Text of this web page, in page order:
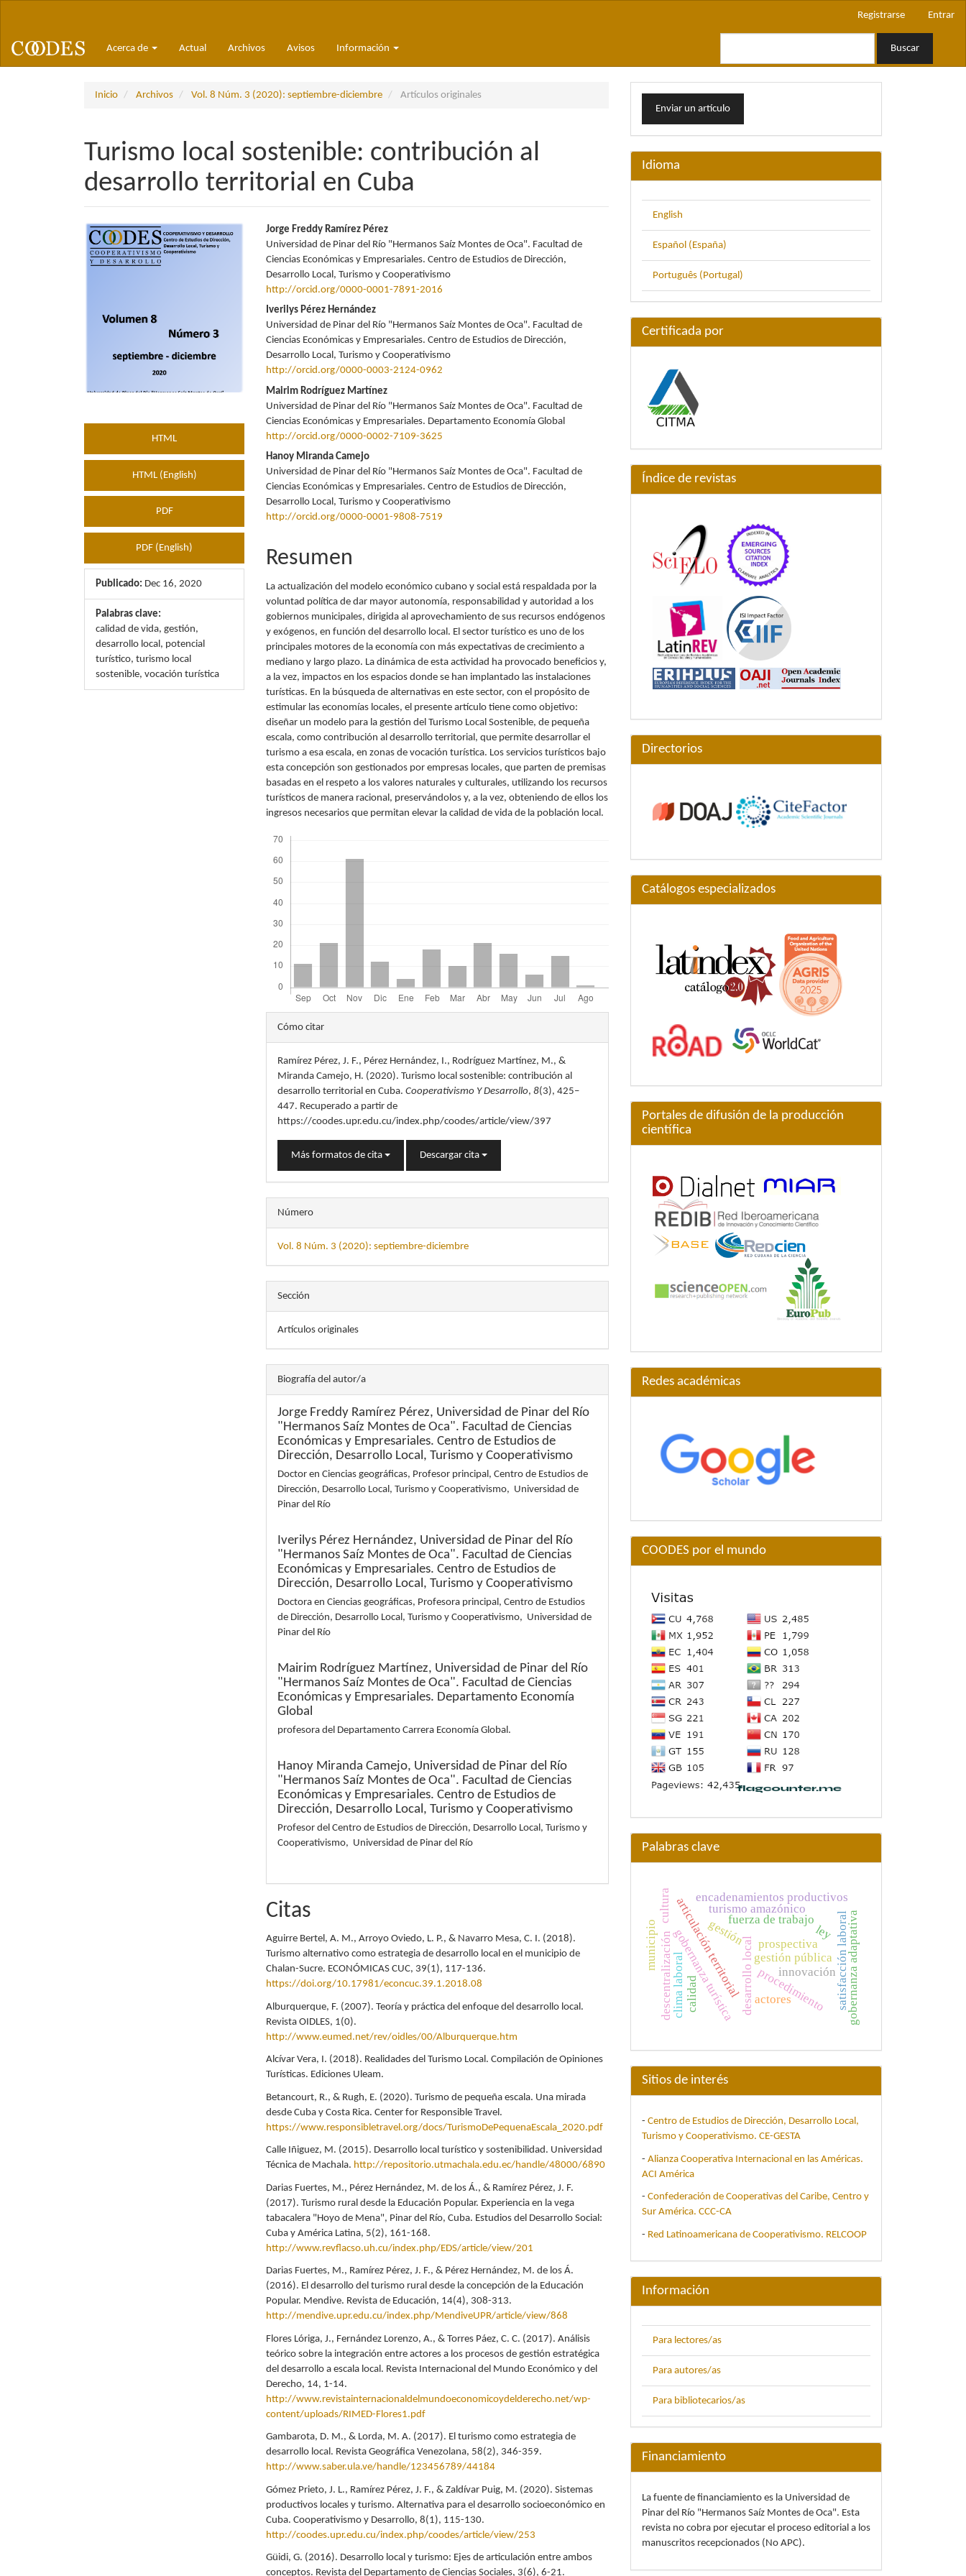
principal
Barra
Registrarse Entrar
Acerca de Actual Archivos Avisos Información Buscar
Inicio Archivos Vol. 8 Núm. 3 (2020): septiembre-diciembre Artículos originales
Turismo local sostenible: contribución al
desarrollo territorial en Cuba
Barra
lateral
artículo
HTML
HTML (English)
PDF
PDF (English)
Publicado: Dec 16, 2020
Palabras clave:
calidad de vida, gestión,
desarrollo local, potencial
turístico, turismo local
sostenible, vocación turística
Contenido
principal
del
artículo
Jorge Freddy Ramírez Pérez
Universidad de Pinar del Río "Hermanos Saíz Montes de Oca". Facultad de
Ciencias Económicas y Empresariales. Centro de Estudios de Dirección,
Desarrollo Local, Turismo y Cooperativismo
http://orcid.org/0000-0001-7891-2016
Iverilys Pérez Hernández
Universidad de Pinar del Río "Hermanos Saíz Montes de Oca". Facultad de
Ciencias Económicas y Empresariales. Centro de Estudios de Dirección,
Desarrollo Local, Turismo y Cooperativismo
http://orcid.org/0000-0003-2124-0962
Mairim Rodríguez Martínez
Universidad de Pinar del Río "Hermanos Saíz Montes de Oca". Facultad de
Ciencias Económicas y Empresariales. Departamento Economía Global
http://orcid.org/0000-0002-7109-3625
Hanoy Miranda Camejo
Universidad de Pinar del Río "Hermanos Saíz Montes de Oca". Facultad de
Ciencias Económicas y Empresariales. Centro de Estudios de Dirección,
Desarrollo Local, Turismo y Cooperativismo
http://orcid.org/0000-0001-9808-7519
Resumen
La actualización del modelo económico cubano y social está respaldada por la
voluntad política de dar mayor autonomía, responsabilidad y autoridad a los
gobiernos municipales, dirigida al aprovechamiento de sus recursos endógenos
y exógenos, en función del desarrollo local. El sector turístico es uno de los
principales motores de la economía con más expectativas de crecimiento a
mediano y largo plazo. La dinámica de esta actividad ha provocado beneficios y,
a la vez, impactos en los espacios donde se han implantado las instalaciones
turísticas. En la búsqueda de alternativas en este sector, con el propósito de
estimular las economías locales, el presente artículo tiene como objetivo:
diseñar un modelo para la gestión del Turismo Local Sostenible, de pequeña
escala, como contribución al desarrollo territorial, que permite desarrollar el
turismo a esa escala, en zonas de vocación turística. Los servicios turísticos bajo
esta concepción son gestionados por empresas locales, que parten de premisas
basadas en el respeto a los valores naturales y culturales, utilizando los recursos
turísticos de manera racional, preservándolos y, a la vez, obteniendo de ellos los
ingresos necesarios que permitan elevar la calidad de vida de la población local.
Detalles
del
artículo
Cómo citar
Ramírez Pérez, J. F., Pérez Hernández, I., Rodríguez Martínez, M., &
Miranda Camejo, H. (2020). Turismo local sostenible: contribución al
desarrollo territorial en Cuba.Cooperativismo Y Desarrollo,8(3), 425–
447. Recuperado a partir de
https://coodes.upr.edu.cu/index.php/coodes/article/view/397
Más formatos de cita Descargar cita
Número
Vol. 8 Núm. 3 (2020): septiembre-diciembre
Sección
Artículos originales
Biografía del autor/a
Jorge Freddy Ramírez Pérez, Universidad de Pinar del Río
"Hermanos Saíz Montes de Oca". Facultad de Ciencias
Económicas y Empresariales. Centro de Estudios de
Dirección, Desarrollo Local, Turismo y Cooperativismo
Doctor en Ciencias geográficas, Profesor principal, Centro de Estudios de
Dirección, Desarrollo Local, Turismo y Cooperativismo, Universidad de
Pinar del Río
Iverilys Pérez Hernández, Universidad de Pinar del Río
"Hermanos Saíz Montes de Oca". Facultad de Ciencias
Económicas y Empresariales. Centro de Estudios de
Dirección, Desarrollo Local, Turismo y Cooperativismo
Doctora en Ciencias geográficas, Profesora principal, Centro de Estudios
de Dirección, Desarrollo Local, Turismo y Cooperativismo, Universidad de
Pinar del Río
Mairim Rodríguez Martínez, Universidad de Pinar del Río
"Hermanos Saíz Montes de Oca". Facultad de Ciencias
Económicas y Empresariales. Departamento Economía
Global
profesora del Departamento Carrera Economía Global.
Hanoy Miranda Camejo, Universidad de Pinar del Río
"Hermanos Saíz Montes de Oca". Facultad de Ciencias
Económicas y Empresariales. Centro de Estudios de
Dirección, Desarrollo Local, Turismo y Cooperativismo
Profesor del Centro de Estudios de Dirección, Desarrollo Local, Turismo y
Cooperativismo, Universidad de Pinar del Río
Citas
Aguirre Bertel, A. M., Arroyo Oviedo, L. P., & Navarro Mesa, C. I. (2018).
Turismo alternativo como estrategia de desarrollo local en el municipio de
Chalan-Sucre. ECONÓMICAS CUC, 39(1), 117-136.
https://doi.org/10.17981/econcuc.39.1.2018.08
Alburquerque, F. (2007). Teoría y práctica del enfoque del desarrollo local.
Revista OIDLES, 1(0).
http://www.eumed.net/rev/oidles/00/Alburquerque.htm
Alcívar Vera, I. (2018). Realidades del Turismo Local. Compilación de Opiniones
Turísticas. Ediciones Uleam.
Betancourt, R., & Rugh, E. (2020). Turismo de pequeña escala. Una mirada
desde Cuba y Costa Rica. Center for Responsible Travel.
https://www.responsibletravel.org/docs/TurismoDePequenaEscala_2020.pdf
Calle Iñiguez, M. (2015). Desarrollo local turístico y sostenibilidad. Universidad
Técnica de Machala. http://repositorio.utmachala.edu.ec/handle/48000/6890
Darias Fuertes, M., Pérez Hernández, M. de los Á., & Ramírez Pérez, J. F.
(2017). Turismo rural desde la Educación Popular. Experiencia en la vega
tabacalera "Hoyo de Mena", Pinar del Río, Cuba. Estudios del Desarrollo Social:
Cuba y América Latina, 5(2), 161-168.
http://www.revflacso.uh.cu/index.php/EDS/article/view/201
Darias Fuertes, M., Ramírez Pérez, J. F., & Pérez Hernández, M. de los Á.
(2016). El desarrollo del turismo rural desde la concepción de la Educación
Popular. Mendive. Revista de Educación, 14(4), 308-313.
http://mendive.upr.edu.cu/index.php/MendiveUPR/article/view/868
Flores Lóriga, J., Fernández Lorenzo, A., & Torres Páez, C. C. (2017). Análisis
teórico sobre la integración entre actores a los procesos de gestión estratégica
del desarrollo a escala local. Revista Internacional del Mundo Económico y del
Derecho, 14, 1-14.
http://www.revistainternacionaldelmundoeconomicoydelderecho.net/wp-
content/uploads/RIMED-Flores1.pdf
Gambarota, D. M., & Lorda, M. A. (2017). El turismo como estrategia de
desarrollo local. Revista Geográfica Venezolana, 58(2), 346-359.
http://www.saber.ula.ve/handle/123456789/44184
Gómez Prieto, J. L., Ramírez Pérez, J. F., & Zaldívar Puig, M. (2020). Sistemas
productivos locales y turismo. Alternativa para el desarrollo socioeconómico en
Cuba. Cooperativismo y Desarrollo, 8(1), 115-130.
http://coodes.upr.edu.cu/index.php/coodes/article/view/253
Güidi, G. (2016). Desarrollo local y turismo: Ejes de articulación entre ambos
conceptos. Revista del Departamento de Ciencias Sociales, 3(6), 6-21.
Enviar
unEnviar un artículo
Idioma
English
Español (España)
Português (Portugal)
Certificada por
Índice de revistas
Directorios
Catálogos especializados
Portales de difusión de la producción
científica
Redes académicas
COODES por el mundo
Palabras clave
desarrollo local
fuerza de trabajo
gestión pública
articulación territorial
encadenamientos productivos
gobernanza turística
turismo amazónico
satisfacción laboral
procedimiento
gestión
clima laboral
prospectiva gobernanza adaptativa
descentralización actores
cultura
innovación
municipio ley
calidad
Sitios de interés
- Centro de Estudios de Dirección, Desarrollo Local,
Turismo y Cooperativismo. CE-GESTA
- Alianza Cooperativa Internacional en las Américas.
ACI América
- Confederación de Cooperativas del Caribe, Centro y
Sur América. CCC-CA
- Red Latinoamericana de Cooperativismo. RELCOOP
Información
Para lectores/as
Para autores/as
Para bibliotecarios/as
Financiamiento
La fuente de financiamiento es la Universidad de
Pinar del Río "Hermanos Saíz Montes de Oca". Esta
revista no cobra por ejecutar el proceso editorial a los
manuscritos recepcionados (No APC).